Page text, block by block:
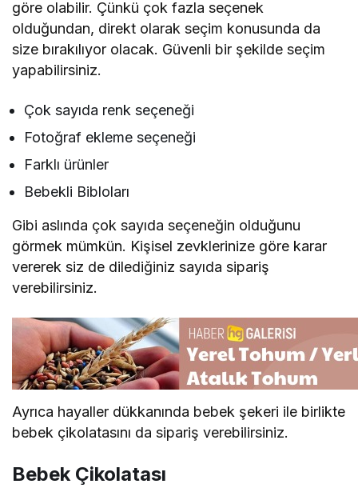
göre olabilir. Çünkü çok fazla seçenek
olduğundan, direkt olarak seçim konusunda da
size bırakılıyor olacak. Güvenli bir şekilde seçim
yapabilirsiniz.
Çok sayıda renk seçeneği
Fotoğraf ekleme seçeneği
Farklı ürünler
Bebekli Bibloları
Gibi aslında çok sayıda seçeneğin olduğunu
görmek mümkün. Kişisel zevklerinize göre karar
vererek siz de dilediğiniz sayıda sipariş
verebilirsiniz.
Ayrıca hayaller dükkanında bebek şekeri ile birlikte
bebek çikolatasını da sipariş verebilirsiniz.
Bebek Çikolatası